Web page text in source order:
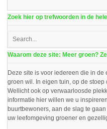
Zoek hier op trefwoorden in de
Waarom deze site: Meer groen?
Deze site is voor iedereen die in
groen wil. In eigen tuin, op de
Wellicht ook op verwaarloosde
informatie hier willen we u
buurtbewoners, aan de slag te
uw leefomgeving groener en